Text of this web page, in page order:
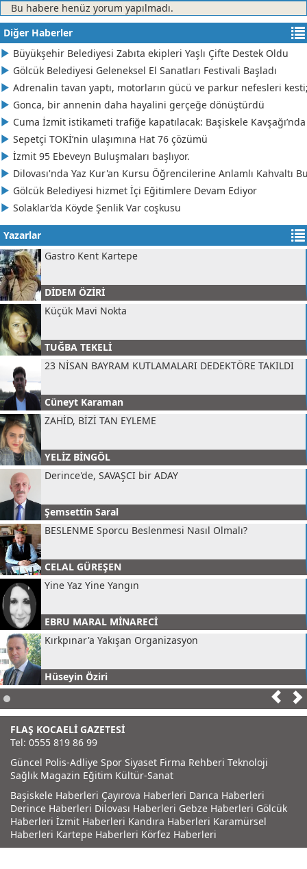
Bu habere henüz yorum yapılmadı.
Diğer Haberler
Büyükşehir Belediyesi Zabıta ekipleri Yaşlı Çifte Destek Oldu
Gölcük Belediyesi Geleneksel El Sanatları Festivali Başladı
Adrenalin tavan yaptı, motorların gücü ve parkur nefesleri
Gonca, bir annenin daha hayalini gerçeğe dönüştürdü
Cuma İzmit istikameti trafiğe kapatılacak: Başiskele Kavşağı’nda
Sepetçi TOKİ’nin ulaşımına Hat 76 çözümü
İzmit 95 Ebeveyn Buluşmaları başlıyor.
Dilovası'nda Yaz Kur'an Kursu Öğrencilerine Anlamlı Kahvaltı
Gölcük Belediyesi hizmet İçi Eğitimlere Devam Ediyor
Solaklar’da Köyde Şenlik Var coşkusu
Yazarlar
YELİZ BİNGÖL
Derince'de, SAVAŞCI bir ADAY
Şemsettin Saral
BESLENME Sporcu Beslenmesi Nasıl Olmalı?
CELAL GÜREŞEN
Yine Yaz Yine Yangın
Kırkpınar'a Yakışan Organizasyon
Gastro Kent Kartepe
DİDEM ÖZİRİ
Küçük Mavi Nokta
TUĞBA TEKELİ
23 NİSAN BAYRAM KUTLAMALARI DEDEKTÖRE TAKILDI
Cüneyt Karaman
ZAHİD, BİZİ TAN EYLEME
YELİZ BİNGÖL
Derince'de, SAVAŞCI bir ADAY
Şemsettin Saral
BESLENME Sporcu Beslenmesi Nasıl Olmalı?
CELAL GÜREŞEN
Yine Yaz Yine Yangın
EBRU MARAL MİNARECİ
Kırkpınar'a Yakışan Organizasyon
Hüseyin Öziri
DİDEM ÖZİRİ
Küçük Mavi Nokta
TUĞBA TEKELİ
23 NİSAN BAYRAM KUTLAMALARI DEDEKTÖRE TAKILDI
Cüneyt Karaman
FLAŞ KOCAELİ GAZETESİ
Tel: 0555 819 86 99
Güncel Polis-Adliye Spor Siyaset Firma Rehberi Teknoloji
Sağlık Magazin Eğitim Kültür-Sanat
Başiskele Haberleri Çayırova Haberleri Darıca Haberleri
Derince Haberleri Dilovası Haberleri Gebze Haberleri Gölcük
Haberleri İzmit Haberleri Kandıra Haberleri Karamürsel
Haberleri Kartepe Haberleri Körfez Haberleri